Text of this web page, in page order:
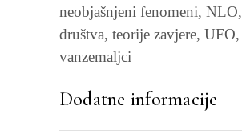
neobjašnjeni fenomeni, NLO,
društva, teorije zavjere, UFO,
vanzemaljci
Dodatne informacije